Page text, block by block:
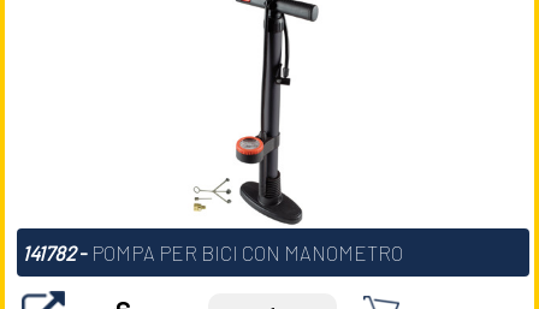
141782- POMPA PER BICI CON MANOMETRO